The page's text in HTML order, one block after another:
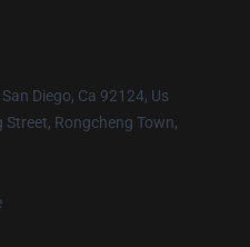
Diego, Ca 92124, Us
Street, Rongcheng Town,